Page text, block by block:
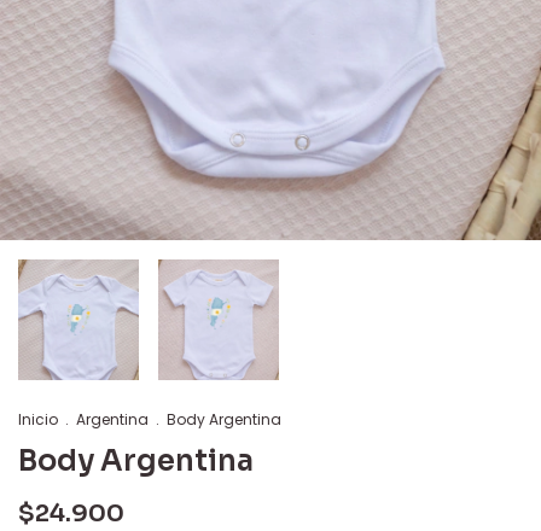
Inicio . Argentina . Body Argentina
Body Argentina
$24.900